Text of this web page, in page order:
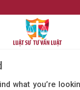
what you’re